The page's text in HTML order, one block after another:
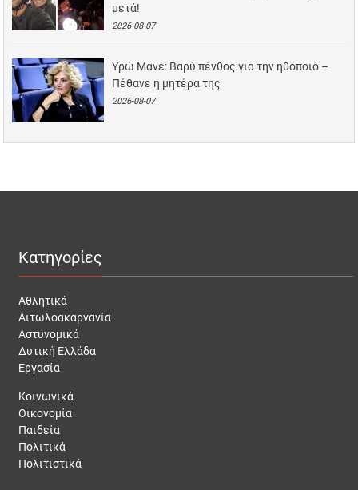
μετά!
2026-08-07
Υρώ Μανέ: Βαρύ πένθος για την ηθοποιό –
Πέθανε η μητέρα της
2026-08-07
Κατηγορίες
Αθλητικά
Αιτωλοακαρνανία
Αστυνομικά
Δυτική Ελλάδα
Εργασία
Κοινωνικά
Οικονομία
Παιδεία
Πολιτικά
Πολιτιστικά